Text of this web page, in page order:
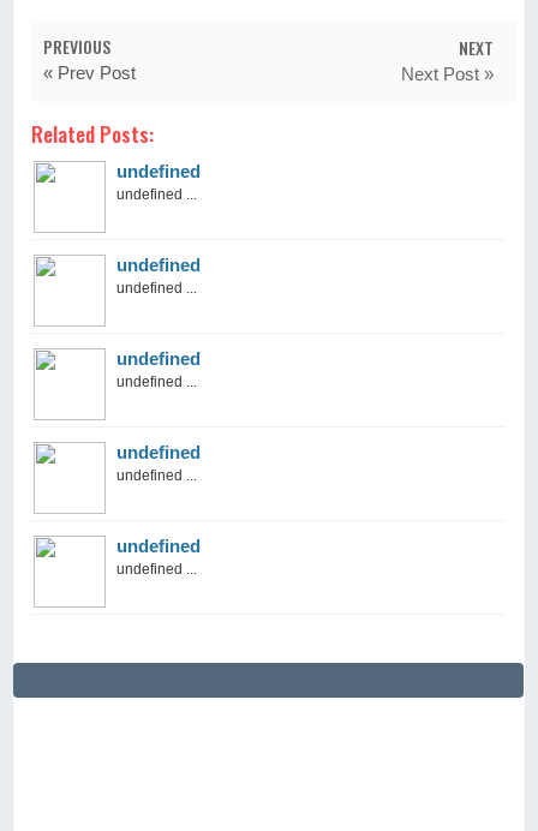
PREVIOUS
« Prev Post
NEXT
Next Post »
Related Posts:
undefined
undefined ...
undefined
undefined ...
undefined
undefined ...
undefined
undefined ...
undefined
undefined ...